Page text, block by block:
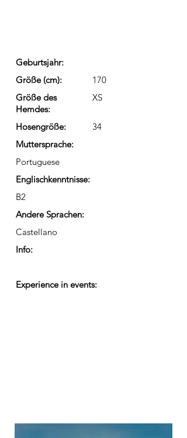
Geburtsjahr:
Größe (cm):
170
Größe des
Hemdes:
XS
Hosengröße:
34
Muttersprache:
Portuguese
Englischkenntnisse:
B2
Andere Sprachen:
Castellano
Info:
Experience in events: